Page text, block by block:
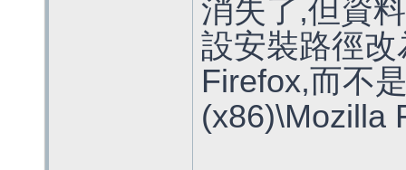
消失了,但資
設安裝路徑
Firefox,而不
(x86)\Mozilla